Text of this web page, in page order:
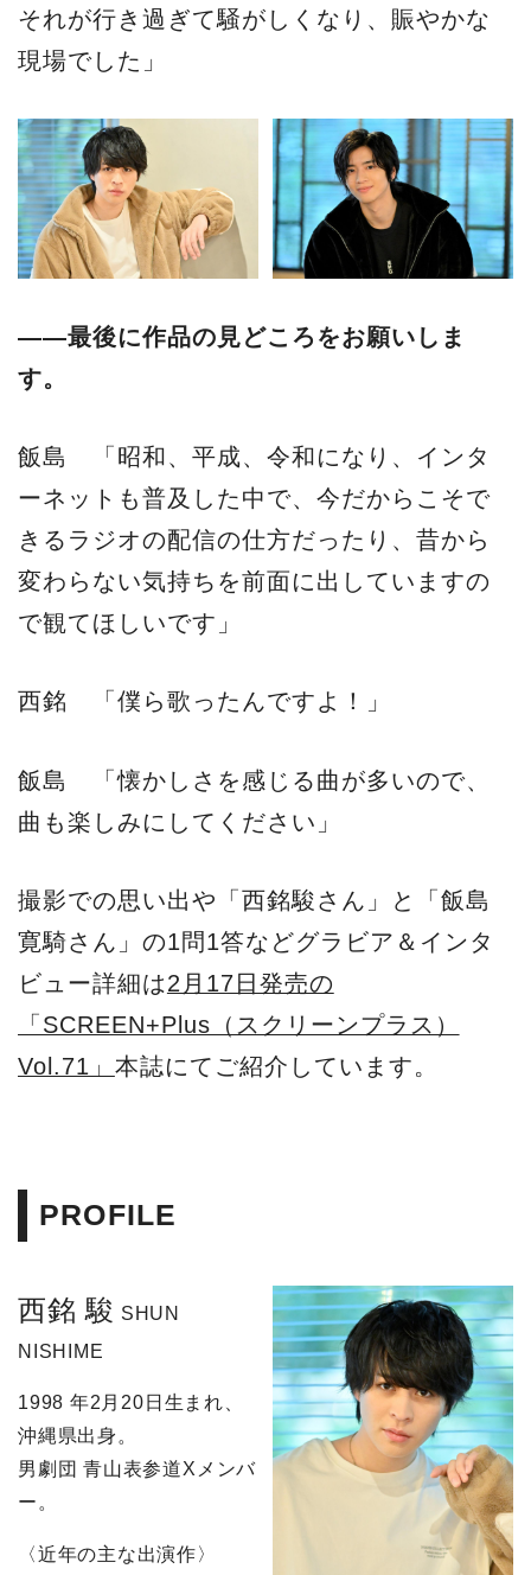
それが行き過ぎて騒がしくなり、賑やかな
現場でした」
――最後に作品の見どころをお願いしま
す。
飯島 「昭和、平成、令和になり、インタ
ーネットも普及した中で、今だからこそで
きるラジオの配信の仕方だったり、昔から
変わらない気持ちを前面に出していますの
で観てほしいです」
西銘 「僕ら歌ったんですよ！」
飯島 「懐かしさを感じる曲が多いので、
曲も楽しみにしてください」
撮影での思い出や「西銘駿さん」と「飯島
寛騎さん」の1問1答などグラビア＆インタ
ビュー詳細は2月17日発売の
「SCREEN+Plus（スクリーンプラス）
Vol.71」 本誌にてご紹介しています。
PROFILE
西銘 駿 SHUN
NISHIME
1998 年2月20日生まれ、
沖縄県出身。
男劇団 青山表参道Xメンバ
ー。
〈近年の主な出演作〉